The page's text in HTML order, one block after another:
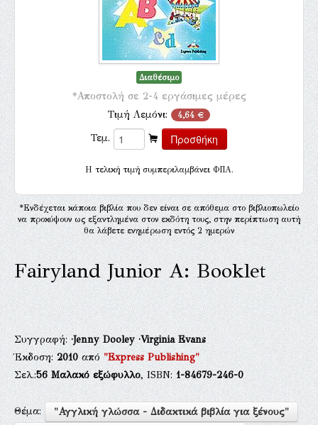
Διαθέσιμο
*Αποστολή σε 2-4 εργάσιμες μέρες
Τιμή Λεμόνι: 4,64 €
Τεμ.
H τελική τιμή συμπεριλαμβάνει ΦΠΑ.
*Ενδέχεται κάποια βιβλία που δεν είναι σε απόθεμα στο βιβλιοπωλείο
να προκύψουν ως εξαντλημένα στον εκδότη τους, στην περίπτωση αυτή
θα λάβετε ενημέρωση εντός 2 ημερών
Fairyland Junior A: Booklet
Συγγραφή:·Jenny Dooley·Virginia Evans
Έκδοση:2010από"Express Publishing"
Σελ.:56 Μαλακό εξώφυλλο, ISBN:1-84679-246-0
Θέμα:
"Αγγλική γλώσσα - Διδακτικά βιβλία για ξένους"